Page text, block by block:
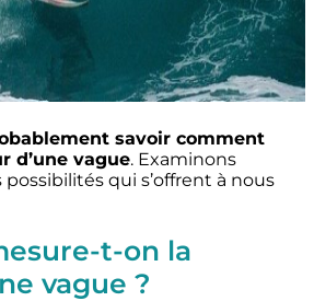
savoir comment
d’une vague. Examinons
qui s’offrent à nous
t-on la
vague ?